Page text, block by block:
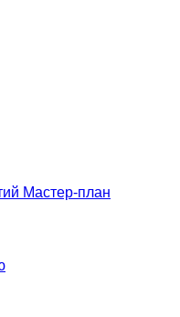
Мастер-план